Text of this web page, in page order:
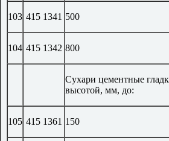
103 415 1341 500
104 415 1342 800
Сухари цементные
высотой, мм, до:
105 415 1361 150